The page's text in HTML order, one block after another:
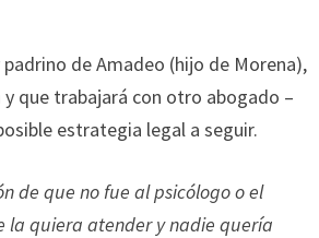
de Amadeo (hijo de Morena),
que trabajará con otro abogado –
estrategia legal a seguir.
de que no fue al psicólogo o el
la quiera atender y nadie quería